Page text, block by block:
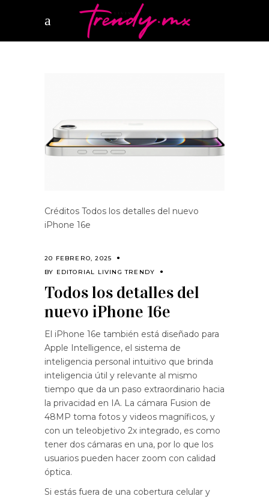
Créditos Todos los detalles del nuevo
iPhone 16e
20 FEBRERO, 2025
BY EDITORIAL LIVING TRENDY
Todos los detalles del
nuevo iPhone 16e
El iPhone 16e también está diseñado para
Apple Intelligence, el sistema de
inteligencia personal intuitivo que brinda
inteligencia útil y relevante al mismo
tiempo que da un paso extraordinario hacia
la privacidad en IA. La cámara Fusion de
48MP toma fotos y videos magníficos, y
con un teleobjetivo 2x integrado, es como
tener dos cámaras en una, por lo que los
usuarios pueden hacer zoom con calidad
óptica.
Si estás fuera de una cobertura celular y